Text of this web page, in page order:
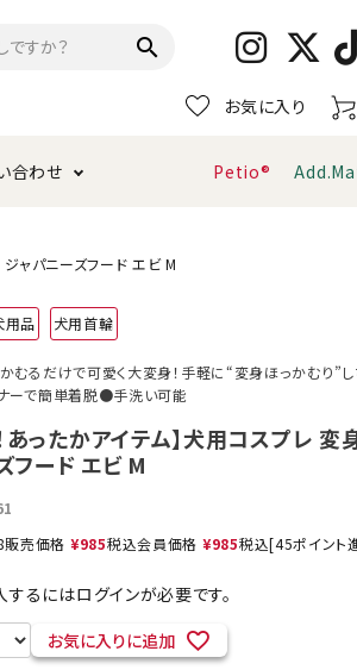
search
お気に入り
トイレタリー・消臭剤
服・ウェア
猫砂
首輪・ハーネス
ペティオ公式アプリ
ネコポス対象商品一覧
合わせ
お支払い方法・配送に
Petio®
ャパニーズフード エビ M
用品 犬用首輪
むるだけで可愛く大変身！手軽に“変身ほっかむり”し
ーで簡単着脱●手洗い可能
あったかアイテム】犬用コスプレ 変
フード エビ M
販売価格 ¥985税込会員価格 ¥985税込[45ポイント
るにはログインが必要です。
お気に入りに追加